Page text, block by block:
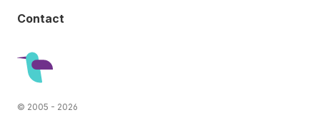
Contact
© 2005 - 2026